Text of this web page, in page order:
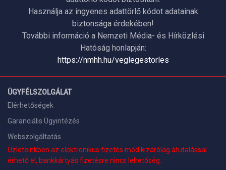
Használja az ingyenes adattörlő kódot adatainak
biztonsága érdekében!
További információ a Nemzeti Média- és Hírközlési
Hatóság honlapján:
https://nmhh.hu/veglegestorles
ÜGYFÉLSZOLGÁLAT
Elérhetőségek
Garanciális Ügyintézés
Webszolgáltatás
Üzleteinkben az elektronikus fizetés mód kizárólag átutalással
érhető el, bankkártyás fizetésre nincs lehetőség.